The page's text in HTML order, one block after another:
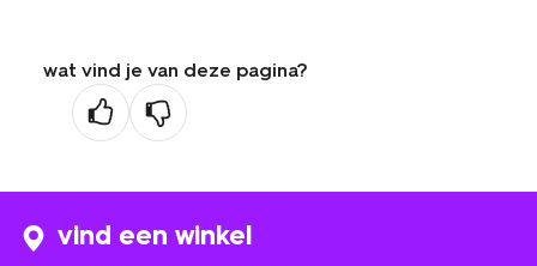
wat vind je van deze pagina?
vind een winkel